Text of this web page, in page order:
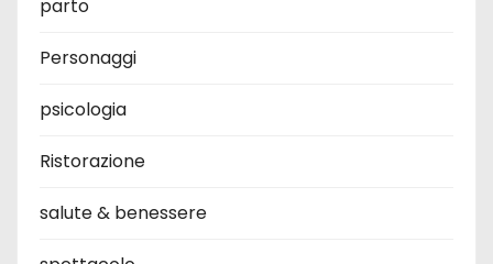
parto
Personaggi
psicologia
Ristorazione
salute & benessere